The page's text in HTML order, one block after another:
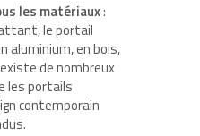
les matériaux:
le portail
aluminium, en bois,
de nombreux
les portails
contemporain